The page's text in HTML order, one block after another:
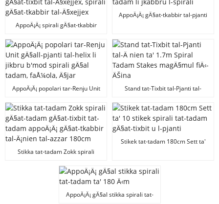
AppoÄ¡Ä¡ spirali gÄ§at-tkabbir
appoÄ¡Ä¡ gÄ§at-tixbit tal-Ä§xejjex,
spirali gÄ§at-tkabbir tal-Ä§xejjex
AppoÄ¡Ä¡ gÄ§at-tkabbir tal-pjanti
l-spirali
AppoÄ¡Ä¡ popolari tar-Renju Unit
b'mod spirali gÄ§al tadam,
faÅ¼ola, Ä§jar
Stand tat-Tixbit tal-Pjanti tal-
Stakes magÄ§mul fiÄ‹-ÄŠina
Stikka tat-tadam Zokk spirali
tadam appoÄ¡Ä¡ gÄ§at-tkabbir
tal-Ä¡nien tal-azzar 180cm
Stikek tat-tadam 180cm Sett ta'
AppoÄ¡Ä¡ gÄ§al stikka spirali tat-